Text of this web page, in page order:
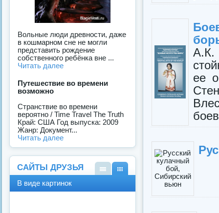
А.К.
ее
Вольные люди древности, даже
в кошмарном сне не могли
представить рождение
собственного ребёнка вне ...
Читать далее
Путешествие во времени
возможно
Странствие во времени
вероятно / Time Travel The Truth
Край: США Год выпуска: 2009
Жанр: Документ...
Читать далее
САЙТЫ ДРУЗЬЯ
В виде картинок